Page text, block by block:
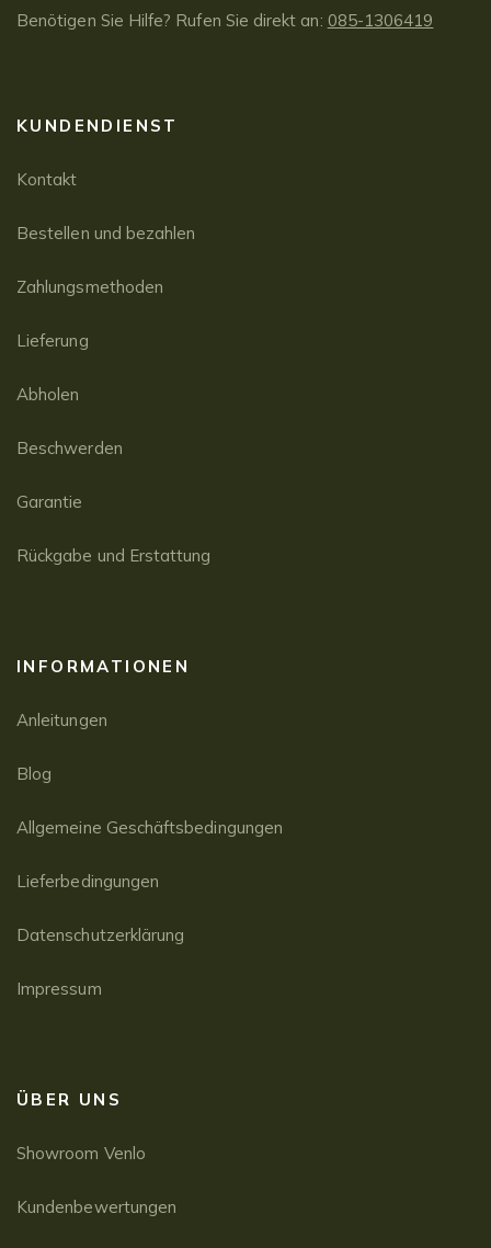
Benötigen Sie Hilfe? Rufen Sie direkt an: 085-1306419
KUNDENDIENST
Kontakt
Bestellen und bezahlen
Zahlungsmethoden
Lieferung
Abholen
Beschwerden
Garantie
Rückgabe und Erstattung
INFORMATIONEN
Anleitungen
Blog
Allgemeine Geschäftsbedingungen
Lieferbedingungen
Datenschutzerklärung
Impressum
ÜBER UNS
Showroom Venlo
Kundenbewertungen